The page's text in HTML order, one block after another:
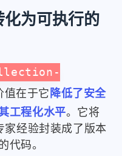
为可执行的
值在于它 降低了安全
工程化水平。它将
家经验封装成了版本
代码。